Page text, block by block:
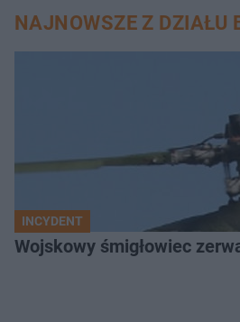
NAJNOWSZE Z DZIAŁU
INCYDENT
Wojskowy śmigłowiec